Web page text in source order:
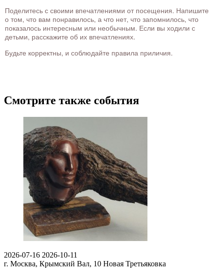
Поделитесь с своими впечатлениями от посещения. Напишите
о том, что вам понравилось, а что нет, что запомнилось, что
показалось интересным или необычным. Если вы ходили с
детьми, расскажите об их впечатлениях.
Будьте корректны, и соблюдайте правила приличия.
Смотрите также события
2026-07-16 2026-10-11
г. Москва, Крымский Вал, 10 Новая Третьяковка